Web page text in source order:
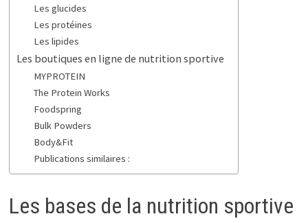
Les glucides
Les protéines
Les lipides
Les boutiques en ligne de nutrition sportive
MYPROTEIN
The Protein Works
Foodspring
Bulk Powders
Body&Fit
Publications similaires :
Les bases de la nutrition sportive